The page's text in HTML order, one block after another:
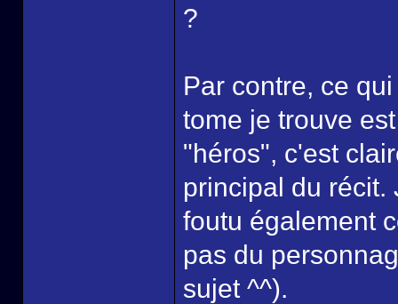
?
Par contre, ce
tome je trouve
"héros", c'est
principal du récit.
foutu également
pas du
sujet ^^).